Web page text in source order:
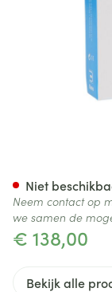
€ 138,00
Niet
Neem contact op
we samen de
Bekijk alle